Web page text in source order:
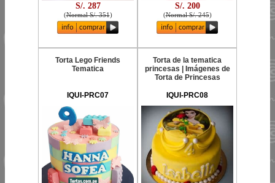
S/. 287
(Normal S/. 351)
S/. 200
(Normal S/. 245)
Torta Lego Friends
Tematica
IQUI-PRC07
Torta de la tematica
princesas | Imágenes de
Torta de Princesas
IQUI-PRC08